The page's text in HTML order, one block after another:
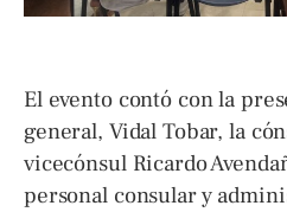
El evento contó con la
general, Vidal Tobar, la
vicecónsul Ricardo
personal consular y